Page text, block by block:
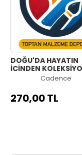
DOĞU'DA HAYATIN
İÇİNDEN
OE-03 90X125CM
Cadence
270,00 TL